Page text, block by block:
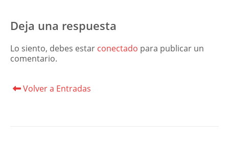
Deja una respuesta
Lo siento, debes estar conectado para publicar un
comentario.
Volver a Entradas